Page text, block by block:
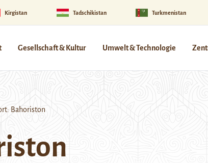
Kirgistan Tadschikistan Turkmenistan
Gesellschaft & Kultur Umwelt & Technologie
Bahoriston